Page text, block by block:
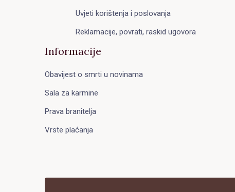
Uvjeti korištenja i poslovanja
Reklamacije, povrati, raskid ugovora
Informacije
Obavijest o smrti u novinama
Sala za karmine
Prava branitelja
Vrste plaćanja